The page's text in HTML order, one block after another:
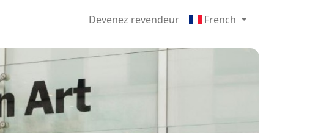
Devenez revendeur French